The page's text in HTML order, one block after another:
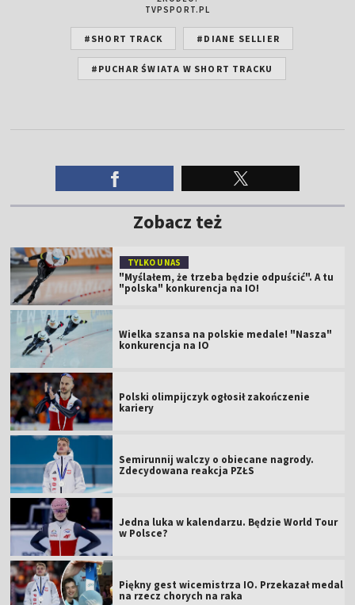
TVPSPORT.PL
#SHORT TRACK #DIANE SELLIER
#PUCHAR ŚWIATA W SHORT TRACKU
Zobacz też
TYLKO U NAS
"Myślałem, że trzeba będzie odpuścić". A tu
"polska" konkurencja na IO!
Wielka szansa na polskie medale! "Nasza"
konkurencja na IO
Polski olimpijczyk ogłosił zakończenie
kariery
Semirunnij walczy o obiecane nagrody.
Zdecydowana reakcja PZŁS
Jedna luka w kalendarzu. Będzie World Tour
w Polsce?
Piękny gest wicemistrza IO. Przekazał medal
na rzecz chorych na raka